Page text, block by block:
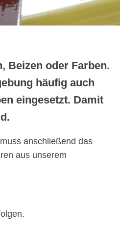
Beizen oder Farben.
häufig auch
eingesetzt. Damit
anschließend das
aus unserem